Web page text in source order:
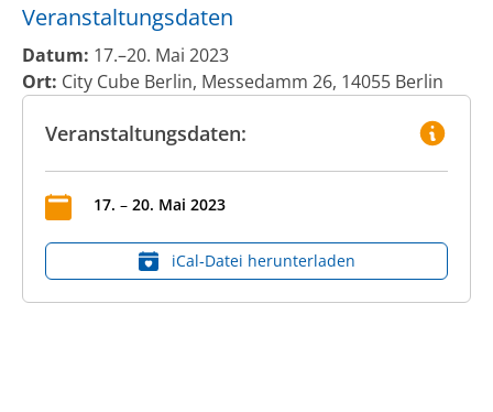
Veranstaltungsdaten:
17. – 20. Mai 2023
iCal‑Datei herunterladen
Veranstaltungsdaten
Datum: 17.–20. Mai 2023
Ort: City Cube Berlin, Messedamm 26, 14055 Berlin